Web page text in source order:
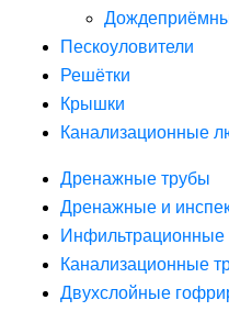
Пескоуловители
Решётки
Крышки
Канализационные
Дренажные трубы
Дренажные и
Инфильтрационные
Канализационные
Двухслойные